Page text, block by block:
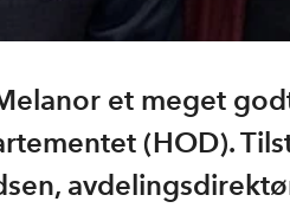
et meget
(HOD).